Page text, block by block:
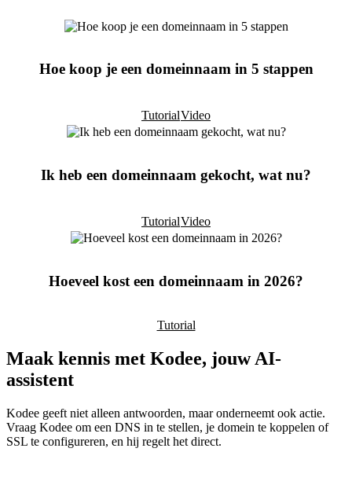
Hoe koop je een domeinnaam in 5 stappen
TutorialVideo
Ik heb een domeinnaam gekocht, wat nu?
TutorialVideo
Hoeveel kost een domeinnaam in 2026?
Tutorial
Maak kennis met Kodee, jouw AI-
assistent
Kodee geeft niet alleen antwoorden, maar onderneemt ook actie.
Vraag Kodee om een DNS in te stellen, je domein te koppelen of
SSL te configureren, en hij regelt het direct.